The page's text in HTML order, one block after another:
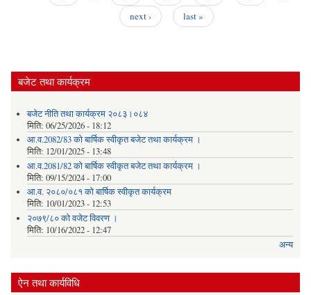
next ›
last »
बजेट तथा कार्यक्रम
बजेट नीति तथा कार्यक्रम २०८३।०८४
मिति: 06/25/2026 - 18:12
आ.व.2082/83 को बार्षिक स्वीकृत बजेट तथा कार्यक्रम ।
मिति: 12/01/2025 - 13:48
आ.व.2081/82 को बार्षिक स्वीकृत बजेट तथा कार्यक्रम ।
मिति: 09/15/2024 - 17:00
आ.व. २०८०/०८१ को बार्षिक स्वीकृत कार्यक्रम
मिति: 10/01/2023 - 12:53
२०७९/८० को वजेट विवरण ।
मिति: 10/16/2022 - 12:47
अन्य
ऐन तथा कार्यविधि